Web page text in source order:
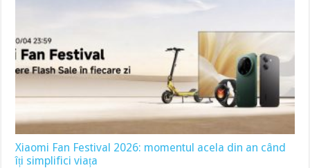
Xiaomi Fan Festival 2026: momentul acela din an când
îți simplifici viața